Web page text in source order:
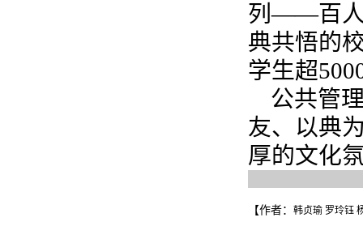
列——百人
典共悟的
学生超
公共管
友、以典
厚的文化
【作者： 韩贞瑜 罗玲钰